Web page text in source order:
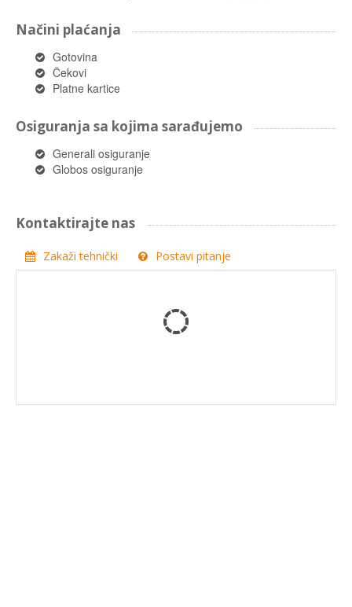
Načini plaćanja
Gotovina
Čekovi
Platne kartice
Osiguranja sa kojima sarađujemo
Generali osiguranje
Globos osiguranje
Kontaktirajte nas
Zakaži tehnički Postavi pitanje